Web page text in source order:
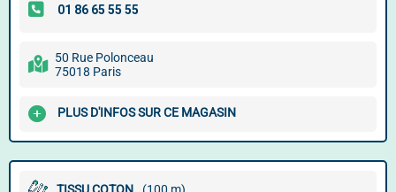
50 Rue Polonceau
75018 Paris
PLUS D'INFOS SUR CE MAGASIN